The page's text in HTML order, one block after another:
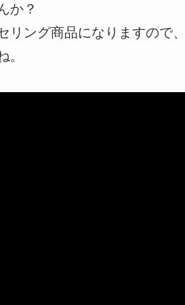
か？
リング商品になりますので
。